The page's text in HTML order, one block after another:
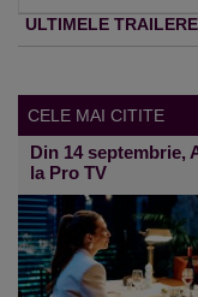
ULTIMELE
CELE MAI CITITE
Din 14 septembrie,
la Pro TV